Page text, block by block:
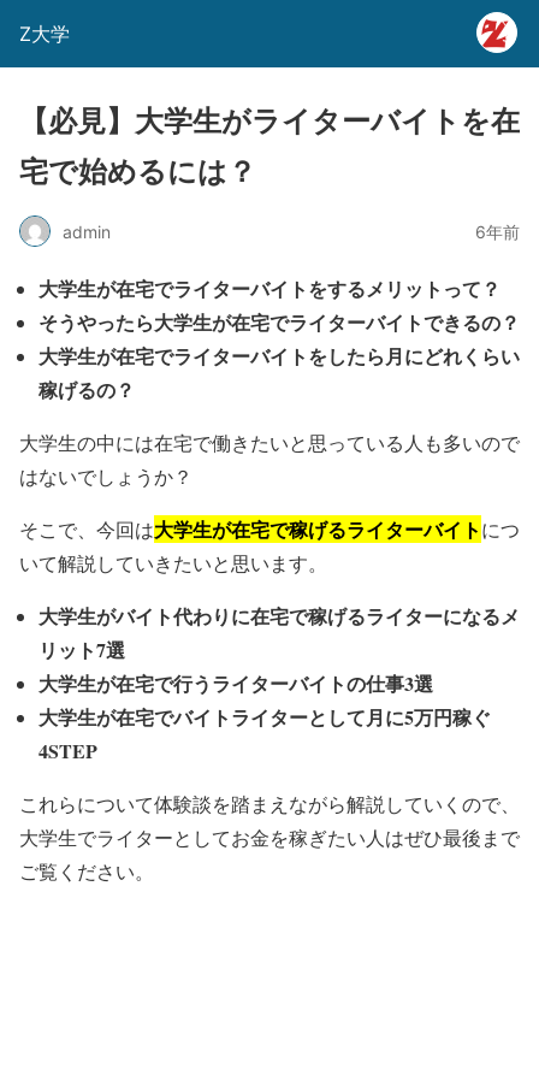
Z大学
【必見】大学生がライターバイトを在
宅で始めるには？
admin 6年前
大学生が在宅でライターバイトをするメリットって？
そうやったら大学生が在宅でライターバイトできるの？
大学生が在宅でライターバイトをしたら月にどれくらい
稼げるの？
大学生の中には在宅で働きたいと思っている人も多いので
はないでしょうか？
そこで、今回は大学生が在宅で稼げるライターバイトにつ
いて解説していきたいと思います。
大学生がバイト代わりに在宅で稼げるライターになるメ
リット7選
大学生が在宅で行うライターバイトの仕事3選
大学生が在宅でバイトライターとして月に5万円稼ぐ
4STEP
これらについて体験談を踏まえながら解説していくので、
大学生でライターとしてお金を稼ぎたい人はぜひ最後まで
ご覧ください。